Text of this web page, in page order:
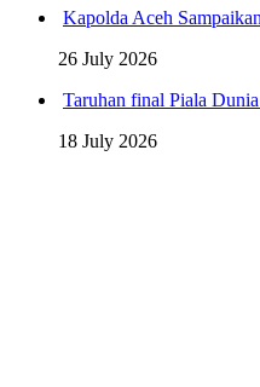
Kapolda Aceh
26 July 2026
Taruhan final Piala
18 July 2026